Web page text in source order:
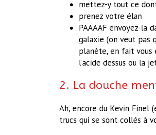
mettez-y tout ce
prenez votre élan
PAAAAF envoyez-la
galaxie (on veut pas
planète, en fait vous
l’acide dessus ou la
2. La douche
Ah, encore du Kevin Finel
trucs qui se sont collés à